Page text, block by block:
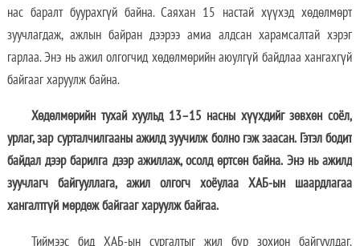
нас баралт буурахгүй байна. Саяхан 15 настай хүүхэд хөдөлмөрт
зуучлагдаж, ажлын байран дээрээ амиа алдсан харамсалтай хэрэг
гарлаа. Энэ нь ажил олгогчид хөдөлмөрийн аюулгүй байдлаа хангахгүй
байгааг харуулж байна.
Хөдөлмөрийн тухай хуульд 13–15 насны хүүхдийг зөвхөн соёл,
урлаг, зар сурталчилгааны ажилд зуучилж болно гэж заасан. Гэтэл бодит
байдал дээр барилга дээр ажиллаж, осолд өртсөн байна. Энэ нь ажилд
зуучлагч байгууллага, ажил олгогч хоёулаа ХАБ-ын шаардлагаа
хангалтгүй мөрдөж байгааг харуулж байгаа.
Тиймээс бид ХАБ-ын сургалтыг жил бүр зохион байгуулдаг.